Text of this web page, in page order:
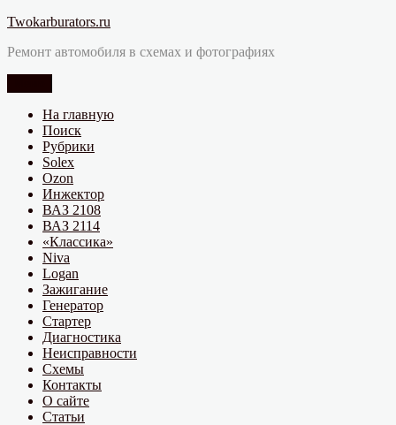
Перейти
содержимому
Twokarburators.ru
Ремонт автомобиля в схемах и фотографиях
На главную
Поиск
Рубрики
Solex
Ozon
Инжектор
ВАЗ 2108
ВАЗ 2114
«Классика»
Niva
Logan
Зажигание
Генератор
Стартер
Диагностика
Неисправности
Схемы
Контакты
О сайте
Статьи